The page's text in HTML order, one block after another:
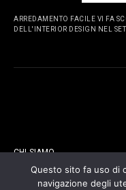
ARREDAMENTO FACILE VI FA
DELL'INTERIOR DESIGN NEL
CHI SIAMO
CONTATTI
Questo sito fa uso di
navigazione degli